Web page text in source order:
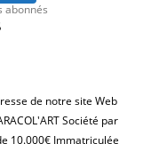
abonnés
de notre site Web
Société par
10.000€ Immatriculée